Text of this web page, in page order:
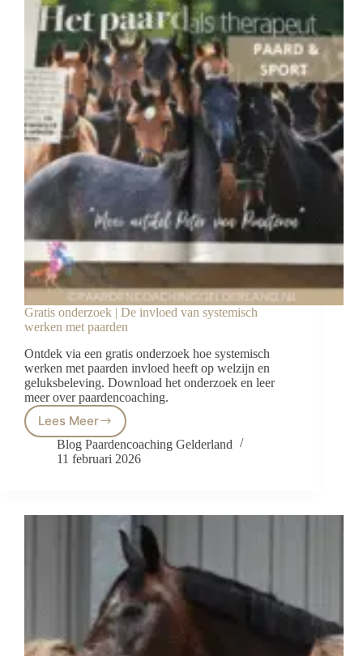
Gratis onderzoek | De invloed van systemisch
werken met paarden
Ontdek via een gratis onderzoek hoe systemisch
werken met paarden invloed heeft op welzijn en
geluksbeleving. Download het onderzoek en leer
meer over paardencoaching.
Lees Meer
Gratis
onderzoek
|
systemisch
Blog Paardencoaching Gelderland
11 februari 2026